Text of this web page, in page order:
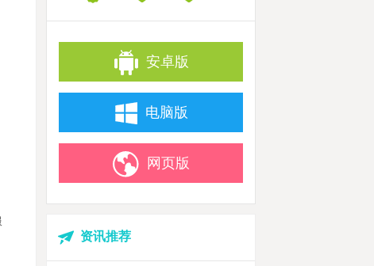
安卓版
电脑版
网页版
资讯推荐